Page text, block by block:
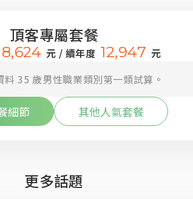
頂客專屬套餐
8,624 元 / 續年度 12,947 元
料 35 歲男性職業類別第一類試算。
細節 其他人氣套餐
更多話題